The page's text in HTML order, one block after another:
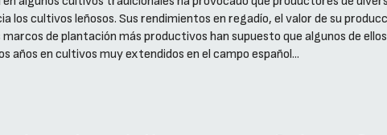
los cultivos leñosos. Sus rendimientos en regadío, el valor de su
de plantación más productivos han supuesto que algunos de
años en cultivos muy extendidos en el campo español...